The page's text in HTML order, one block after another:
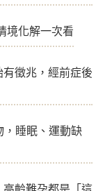
境化解一次看
徵兆，經前症後
，睡眠、運動缺